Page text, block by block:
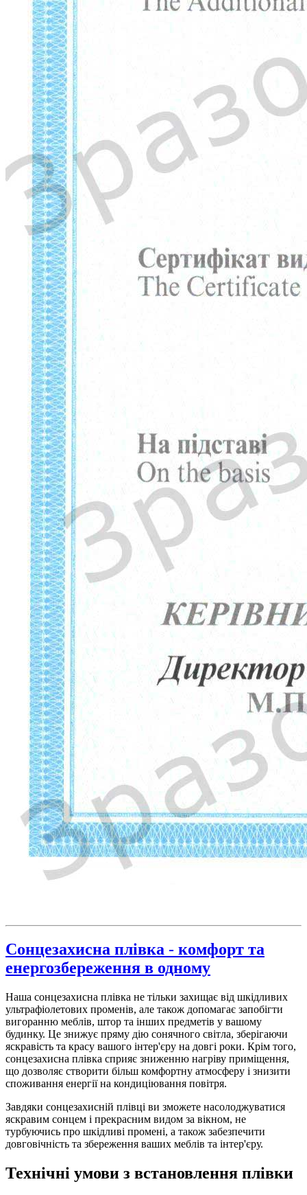
Сонцезахисна плівка - комфорт та
енергозбереження в одному
Наша сонцезахисна плівка не тільки захищає від шкідливих
ультрафіолетових променів, але також допомагає запобігти
вигоранню меблів, штор та інших предметів у вашому
будинку. Це знижує пряму дію сонячного світла, зберігаючи
яскравість та красу вашого інтер'єру на довгі роки. Крім того,
сонцезахисна плівка сприяє зниженню нагріву приміщення,
що дозволяє створити більш комфортну атмосферу і знизити
споживання енергії на кондиціювання повітря.
Завдяки сонцезахисній плівці ви зможете насолоджуватися
яскравим сонцем і прекрасним видом за вікном, не
турбуючись про шкідливі промені, а також забезпечити
довговічність та збереження ваших меблів та інтер'єру.
Технічні умови з встановлення плівки